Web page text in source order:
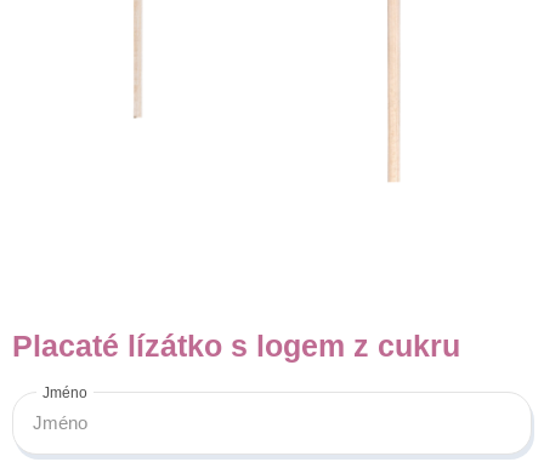
Placaté lízátko s logem z cukru
Jméno